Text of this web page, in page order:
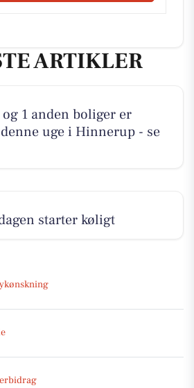
ARTIKLER
1 anden boliger er
uge i Hinnerup - se
starter køligt